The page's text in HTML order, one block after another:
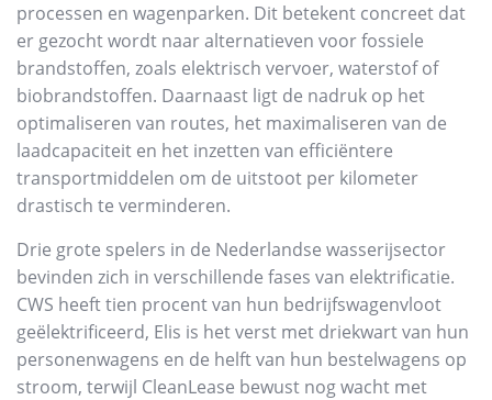
processen en wagenparken. Dit betekent concreet dat
er gezocht wordt naar alternatieven voor fossiele
brandstoffen, zoals elektrisch vervoer, waterstof of
biobrandstoffen. Daarnaast ligt de nadruk op het
optimaliseren van routes, het maximaliseren van de
laadcapaciteit en het inzetten van efficiëntere
transportmiddelen om de uitstoot per kilometer
drastisch te verminderen.
Drie grote spelers in de Nederlandse wasserijsector
bevinden zich in verschillende fases van elektrificatie.
CWS heeft tien procent van hun bedrijfswagenvloot
geëlektrificeerd, Elis is het verst met driekwart van hun
personenwagens en de helft van hun bestelwagens op
stroom, terwijl CleanLease bewust nog wacht met